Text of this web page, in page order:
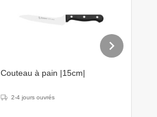
Couteau à pain |15cm|
2-4 jours ouvrés